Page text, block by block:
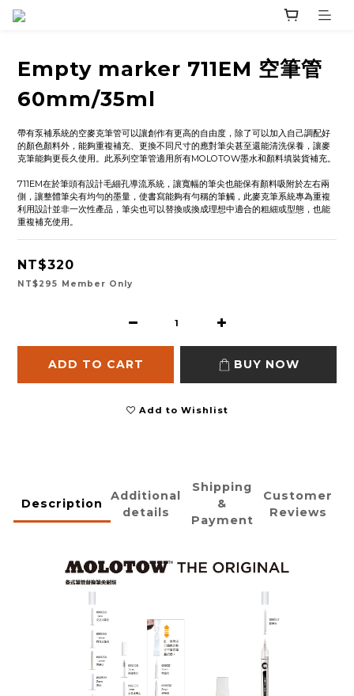
Empty marker 711EM 空筆管
60mm/35ml
帶有泵補系統的空麥克筆管可以讓創作有更高的自由度，除了可以加入自己調配好
的顏色顏料外，能夠重複補充、更換不同尺寸的應對筆尖甚至還能清洗保養，讓麥
克筆能夠更長久使用。此系列空筆管適用所有MOLOTOW墨水和顏料填裝貨補充。
711EM在於筆頭有設計毛細孔導流系統，讓寬幅的筆尖也能保有顏料吸附於左右兩
側，讓整體筆尖有均勻的墨量，使書寫能夠有勻稱的筆觸，此麥克筆系統專為重複
利用設計並非一次性產品，筆尖也可以替換或換成理想中適合的粗細或型態，也能
重複補充使用。
NT$320
NT$295 Member Only
ADD TO CART BUY NOW
Add to Wishlist
Description
Additional
details
Shipping
&
Payment
Customer
Reviews